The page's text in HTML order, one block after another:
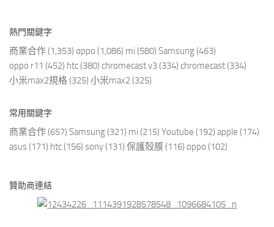
熱門關鍵字
商業合作 (1,353) oppo (1,086) mi (580) Samsung (463)
oppo r11 (452) htc (380) chromecast v3 (334) chromecast (334)
小米max2規格 (325) 小米max2 (325)
常用關鍵字
商業合作 (657) Samsung (321) mi (215) Youtube (192) apple (174)
asus (171) htc (156) sony (131) 保護殼膜 (116) oppo (102)
贊助商連結